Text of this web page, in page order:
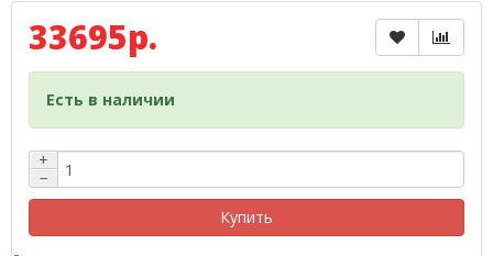
33695р.
Есть в наличии
+
−
Купить